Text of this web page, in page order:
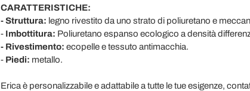
CARATTERISTICHE:
- Struttura: legno rivestito da uno strato di poliuretano e
- Imbottitura: Poliuretano espanso ecologico a densità
- Rivestimento: ecopelle e tessuto antimacchia.
-Piedi: metallo.
Erica è personalizzabile e adattabile a tutte le tue esigenze,